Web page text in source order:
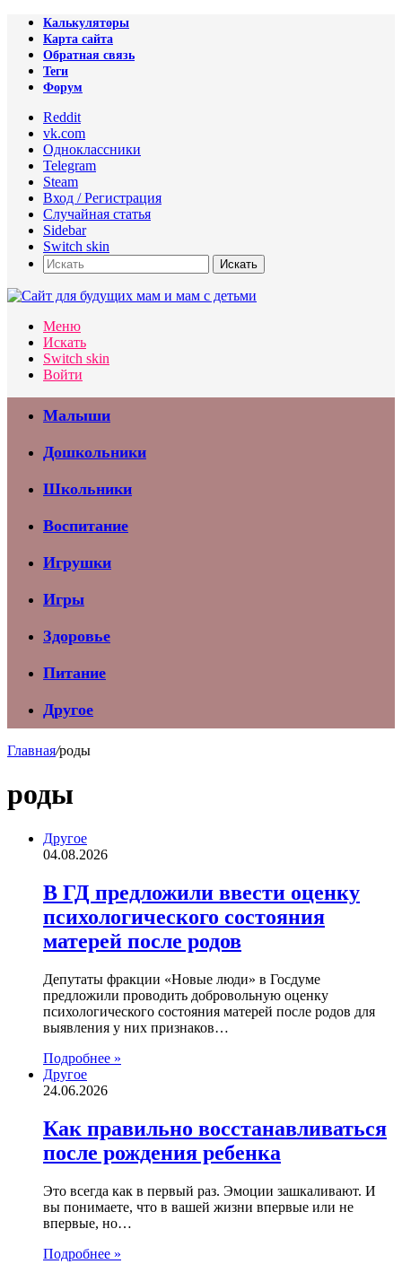
Калькуляторы
Карта сайта
Обратная связь
Теги
Форум
Reddit
vk.com
Одноклассники
Telegram
Steam
Вход / Регистрация
Случайная статья
Sidebar
Switch skin
Искать
Меню
Искать
Switch skin
Войти
Малыши
Дошкольники
Школьники
Воспитание
Игрушки
Игры
Здоровье
Питание
Другое
Главная/роды
роды
Другое
04.08.2026
В ГД предложили ввести оценку
психологического состояния
матерей после родов
Депутаты фракции «Новые люди» в Госдуме
предложили проводить добровольную оценку
психологического состояния матерей после родов для
выявления у них признаков…
Подробнее »
Другое
24.06.2026
Как правильно восстанавливаться
после рождения ребенка
Это всегда как в первый раз. Эмоции зашкаливают. И
вы понимаете, что в вашей жизни впервые или не
впервые, но…
Подробнее »